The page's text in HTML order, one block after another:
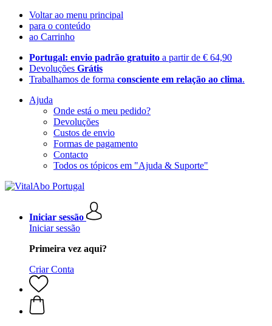
Voltar ao menu principal
para o conteúdo
ao Carrinho
Portugal: envio padrão gratuito a partir de € 64,90
Devoluções Grátis
Trabalhamos de forma consciente em relação ao clima.
Ajuda
Onde está o meu pedido?
Devoluções
Custos de envio
Formas de pagamento
Contacto
Todos os tópicos em "Ajuda & Suporte"
Iniciar sessão
Iniciar sessão
Primeira vez aqui?
Criar Conta